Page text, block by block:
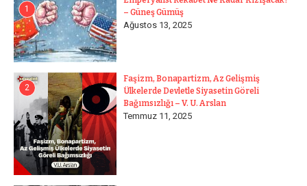
1
– Güneş Gümüş
Ağustos 13, 2025
2
Faşizm, Bonapartizm, Az Gelişmiş
Ülkelerde Devletle Siyasetin Göreli
Bağımsızlığı – V. U. Arslan
Temmuz 11, 2025